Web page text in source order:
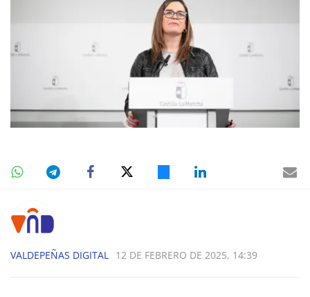
VALDEPEÑAS DIGITAL 12 DE FEBRERO DE 2025, 14:39